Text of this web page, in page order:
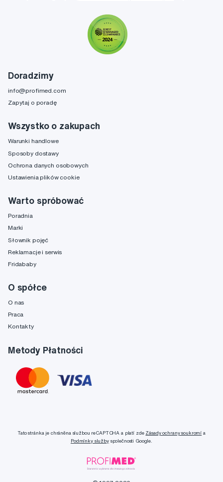
Doradzimy
info@profimed.com
Zapytaj o poradę
Wszystko o zakupach
Warunki handlowe
Sposoby dostawy
Ochrona danych osobowych
Ustawienia plików cookie
Warto spróbować
Poradnia
Marki
Słownik pojęć
Reklamacje i serwis
Fridababy
O spółce
O nas
Praca
Kontakty
Metody Płatności
Tato stránka je chráněna službou reCAPTCHA a platí zde Zásady ochrany soukromí a
Podmínky službyspolečnosti Google.